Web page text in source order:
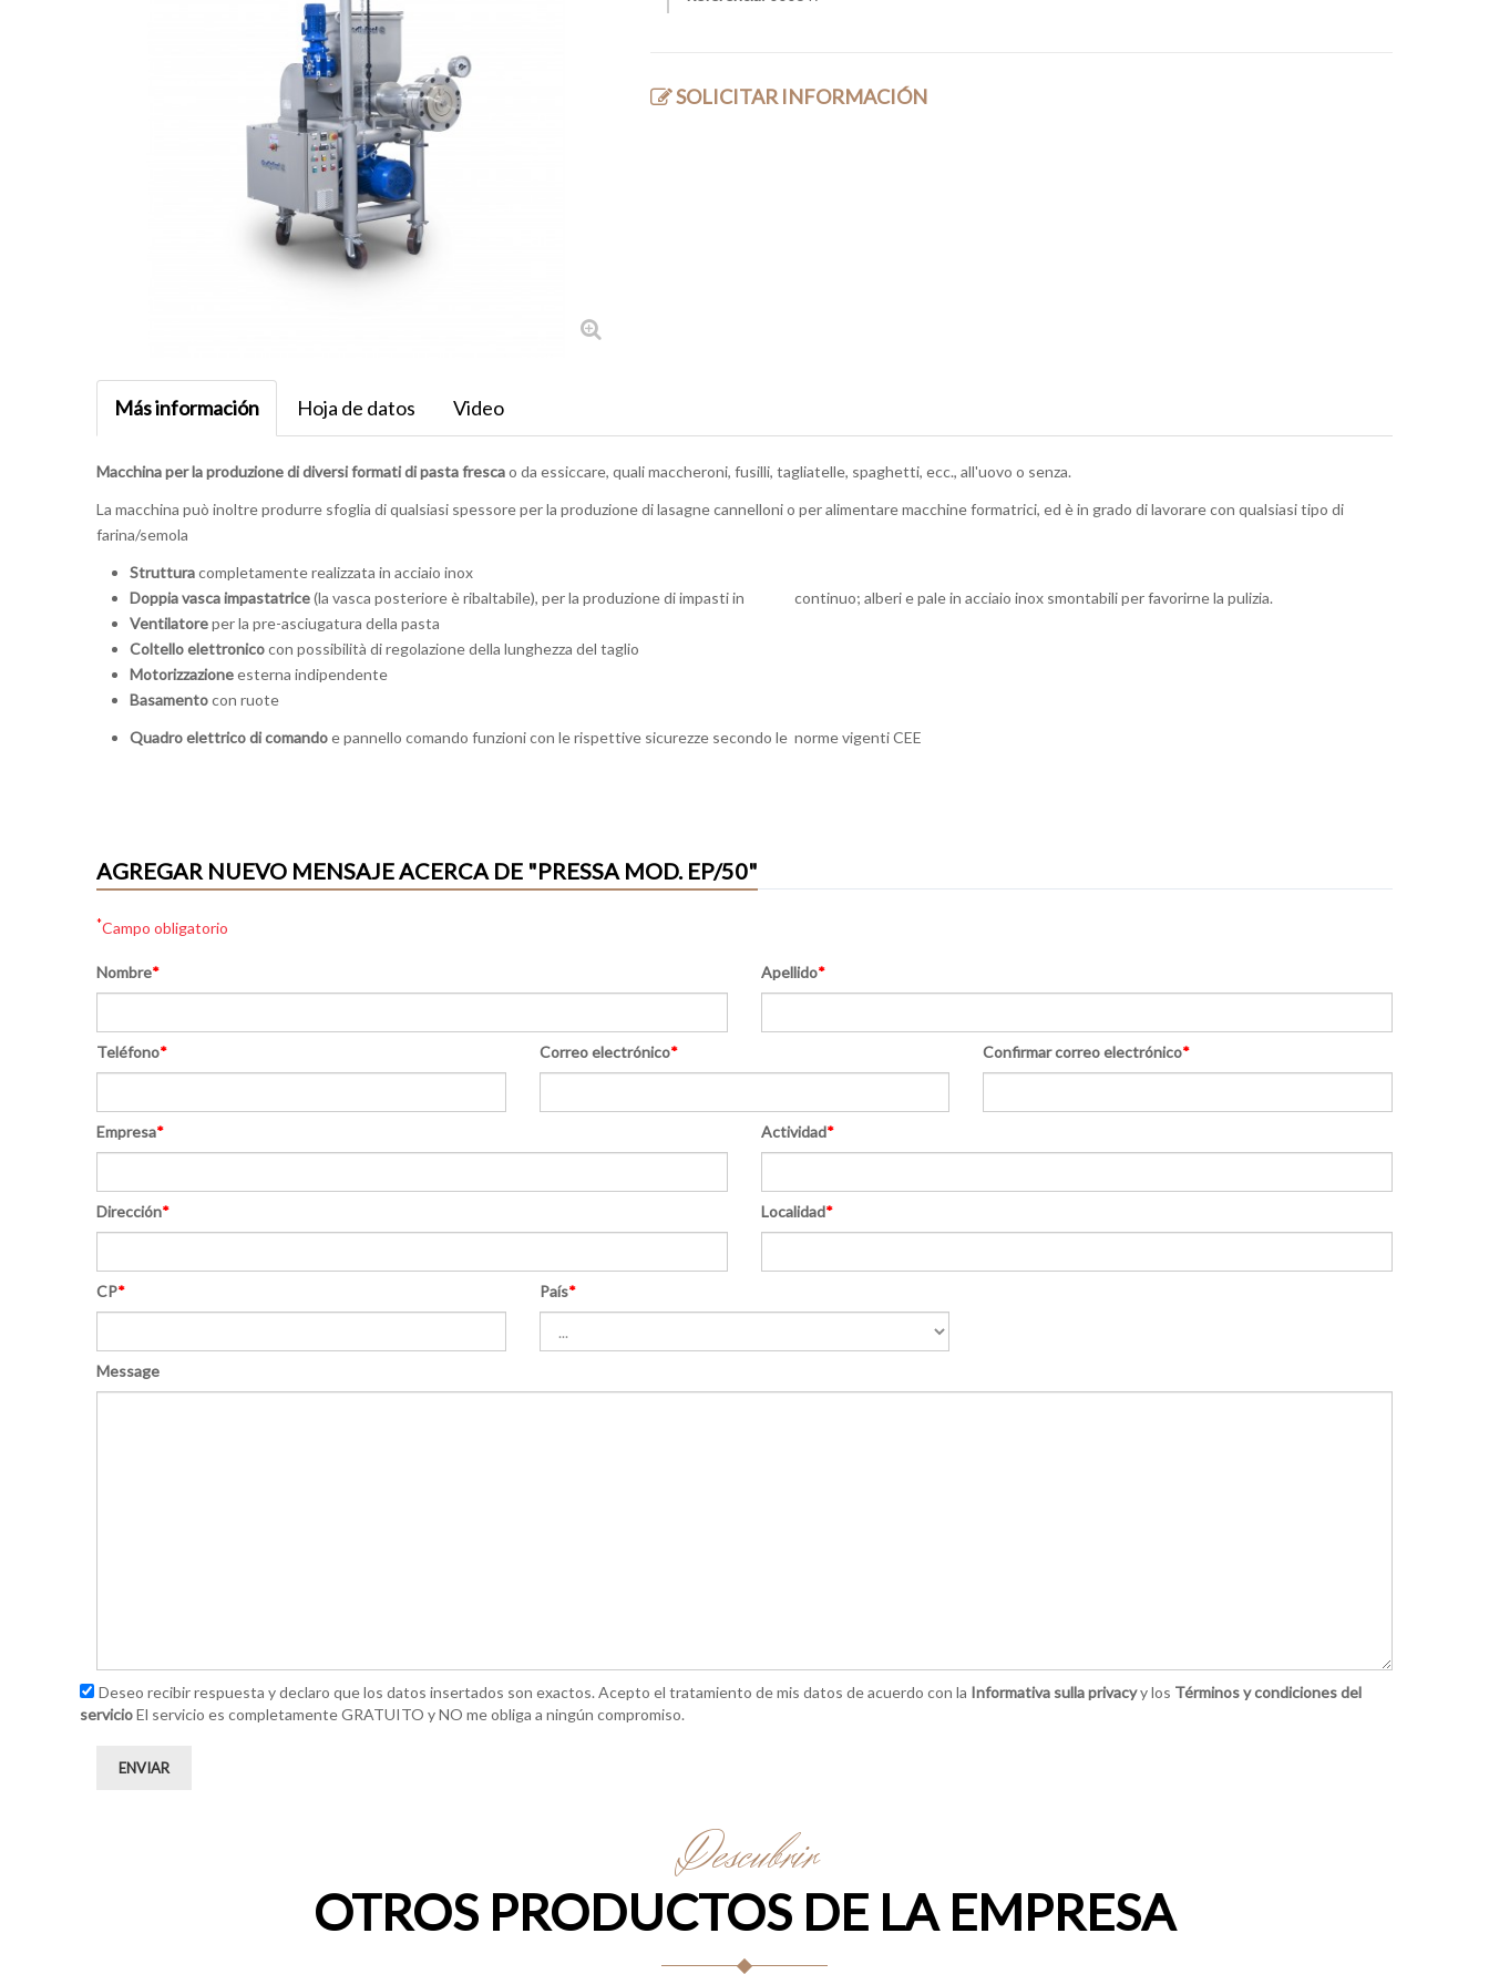
SOLICITAR INFORMACIÓN
Más información Hoja de datos Video
Macchina per la produzione di diversi formati di pasta frescao da essiccare, quali maccheroni, fusilli, tagliatelle, spaghetti, ecc., all'uovo o senza.
La macchina può inoltre produrre sfoglia di qualsiasi spessore per la produzione di lasagne cannelloni o per alimentare macchine formatrici, ed è in grado di lavorare con qualsiasi tipo di
farina/semola
Strutturacompletamente realizzata in acciaio inox
Doppia vasca impastatrice(la vasca posteriore è ribaltabile), per la produzione di impasti in continuo; alberi e pale in acciaio inox smontabili per favorirne la pulizia.
Ventilatoreper la pre-asciugatura della pasta
Coltello elettronicocon possibilità di regolazione della lunghezza del taglio
Motorizzazioneesterna indipendente
Basamentocon ruote
Quadro elettrico di comandoe pannello comando funzioni con le rispettive sicurezze secondo le norme vigenti CEE
AGREGAR NUEVO MENSAJE ACERCA DE "PRESSA MOD. EP/50"
*Campo obligatorio
Nombre* Apellido*
Teléfono* Correo electrónico* Confirmar correo electrónico*
Empresa* Actividad*
Dirección* Localidad*
CP* País*
Message
Deseo recibir respuesta y declaro que los datos insertados son exactos. Acepto el tratamiento de mis datos de acuerdo con la Informativa sulla privacyy los Términos y condiciones del
servicioEl servicio es completamente GRATUITO y NO me obliga a ningún compromiso.
ENVIAR
Descubrir
OTROS PRODUCTOS DE LA EMPRESA